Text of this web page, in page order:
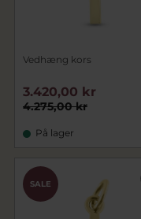
Vedhæng kors
4.275,00 kr
3.420,00 kr
På lager
SALE